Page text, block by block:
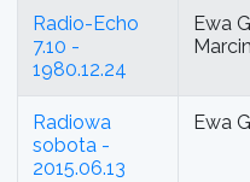
Radio-Echo
7.10 -
1980.12.24
Ewa
Radiowa
sobota -
2015.06.13
Ewa